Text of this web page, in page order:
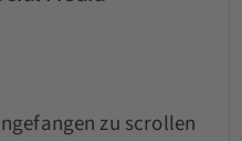
zu scrollen